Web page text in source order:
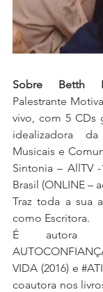
Sobre Betth
Palestrante
vivo, com 5 CDs
idealizadora
Musicais e
Sintonia – AllTV
Brasil (ONLINE –
Traz toda a sua
como Escritora.
É autora
VIDA (2016) e
coautora nos